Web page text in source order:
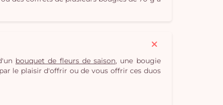
bouquet de fleurs de saison, une bougie
le plaisir d'offrir ou de vous offrir ces duos